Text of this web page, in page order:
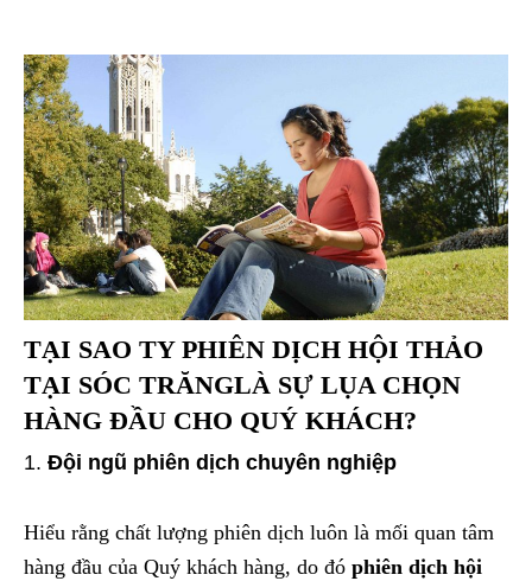
TẠI SAO TY PHIÊN DỊCH HỘI THẢO
TẠI SÓC TRĂNGLÀ SỰ LỤA CHỌN
HÀNG ĐẦU CHO QUÝ KHÁCH?
Đội ngũ phiên dịch chuyên nghiệp
Hiểu rằng chất lượng phiên dịch luôn là mối quan tâm
hàng đầu của Quý khách hàng, do đó phiên dịch hội